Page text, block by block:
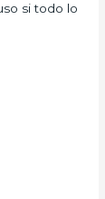
si todo lo